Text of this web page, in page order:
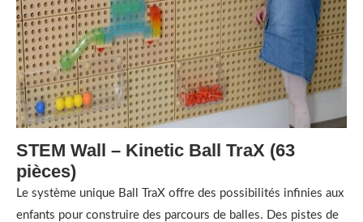
STEM Wall – Kinetic Ball TraX (63
pièces)
Le système unique Ball TraX offre des possibilités infinies aux
enfants pour construire des parcours de balles. Des pistes de